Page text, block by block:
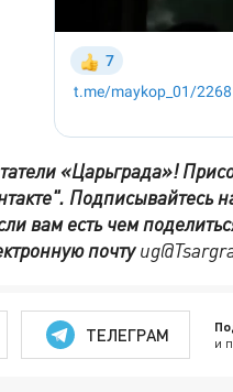
«Царьграда»!
. Подписывайтесь
вам есть чем
почту
ТЕЛЕГРАМ и